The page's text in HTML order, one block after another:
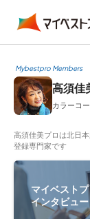
Mybestpro Members
高須佳
カラーコ
高須佳美プロは北日
登録専門家です
マイベスト
インタビュー